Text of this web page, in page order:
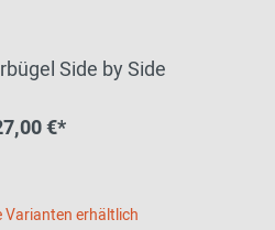
Side by Side
€*
Varianten erhältlich